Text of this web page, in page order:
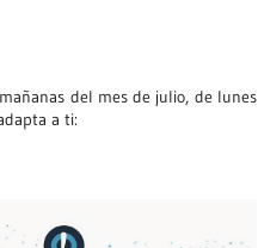
del mes de julio, de lunes
a ti: